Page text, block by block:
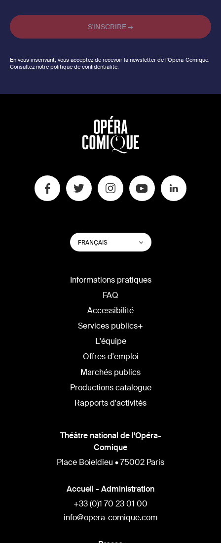
En vous inscrivant, vous acceptez de recevoir la newsletter de l'Opéra-Comique.
Consultez notre politique de confidentialité.
CHANGER
LA
LANGUE
FRANÇAIS Lister les actions
Informations pratiques
FAQ
Accessibilité
Services publics+
L'équipe
Offres d'emploi
Marchés publics
Productions catalogue
Rapports d'activités
Théâtre national de l'Opéra-
Comique
Place Boieldieu • 75002 Paris
Accueil - Administration
+33 (0)1 70 23 01 00
info@opera-comique.com